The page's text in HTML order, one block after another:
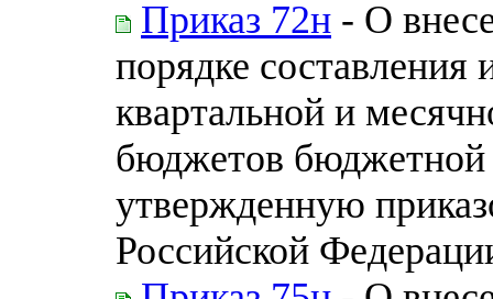
Приказ 72н - О
порядке составления
квартальной и
бюджетов бюджетной
утвержденную
Российской